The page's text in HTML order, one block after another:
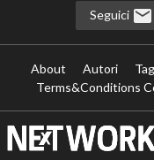
Seguici
About Autori
Terms&Conditions